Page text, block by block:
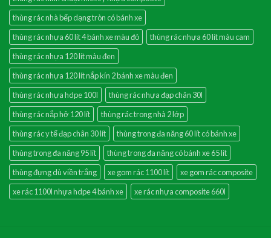
thùng rác nhà bếp dạng tròn có bánh xe
thùng rác nhựa 60 lít 4 bánh xe màu đỏ
thùng rác nhựa 60 lít màu cam
thùng rác nhựa 120 lít màu đen
thùng rác nhựa 120 lít nắp kín 2 bánh xe màu đen
thùng rác nhựa hdpe 100l
thùng rác nhựa đạp chân 30l
thùng rác nắp hở 120 lít
thùng rác trong nhà 2 lớp
thùng rác y tế đạp chân 30 lít
thùng trong đa năng 60 lít có bánh xe
thùng trong đa năng 95 lít
thùng trong đa năng có bánh xe 65 lít
thùng đựng dù viền trắng
xe gom rác 1100 lít
xe gom rác composite
xe rác 1100l nhựa hdpe 4 bánh xe
xe rác nhựa composite 660l